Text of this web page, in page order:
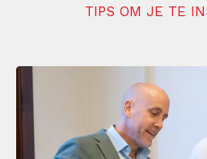
TIPS OM JE TE